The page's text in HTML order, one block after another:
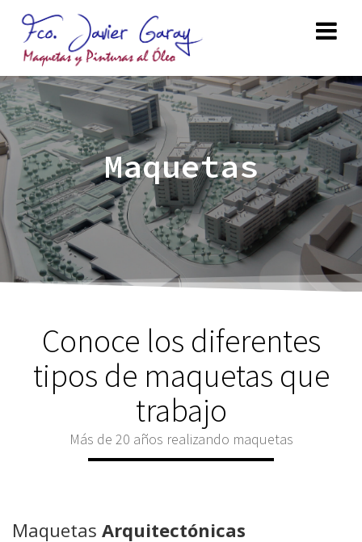
Maquetas
Conoce los diferentes
tipos de maquetas que
trabajo
Más de 20 años realizando maquetas
Maquetas Arquitectónicas